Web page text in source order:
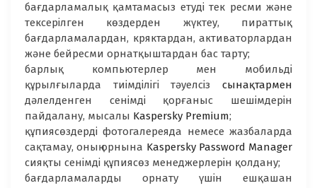
бағдарламалық қамтамасыз етуді тек ресми және
тексерілген көздерден жүктеу, пираттық
бағдарламалардан, кряктардан, активаторлардан
және бейресми орнатқыштардан бас тарту;
барлық компьютерлер мен мобильді
құрылғыларда тиімділігі тәуелсіз сынақтармен
дәлелденген сенімді қорғаныс шешімдерін
пайдалану, мысалы Kaspersky Premium;
құпиясөздерді фотогалереяда немесе жазбаларда
сақтамау, оның орнына Kaspersky Password Manager
сияқты сенімді құпиясөз менеджерлерін қолдану;
бағдарламаларды орнату үшін ешқашан